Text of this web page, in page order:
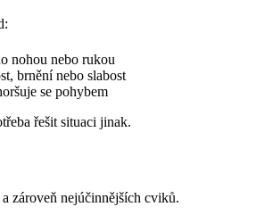
nohou nebo rukou
brnění nebo slabost
se pohybem
řešit situaci jinak.
zároveň nejúčinnějších cviků.